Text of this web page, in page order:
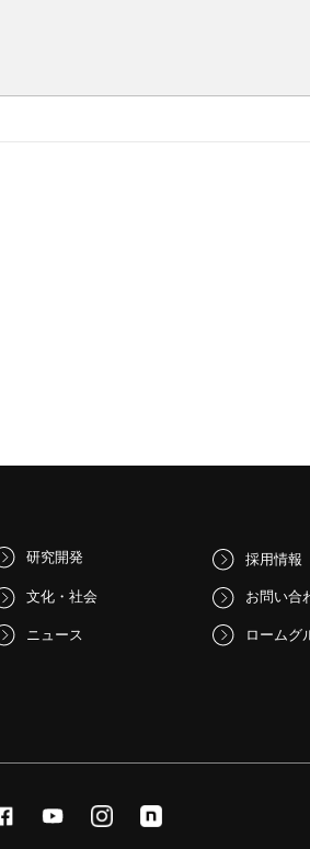
研究開発
文化・社会
ニュース
採用情報
お問い合
ロームグ